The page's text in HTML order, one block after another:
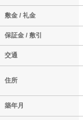
敷金 / 礼金
保証金 / 敷引
交通
住所
築年月